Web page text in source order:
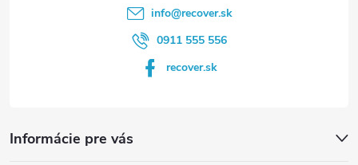
info@recover.sk
0911 555 556
recover.sk
Informácie pre vás